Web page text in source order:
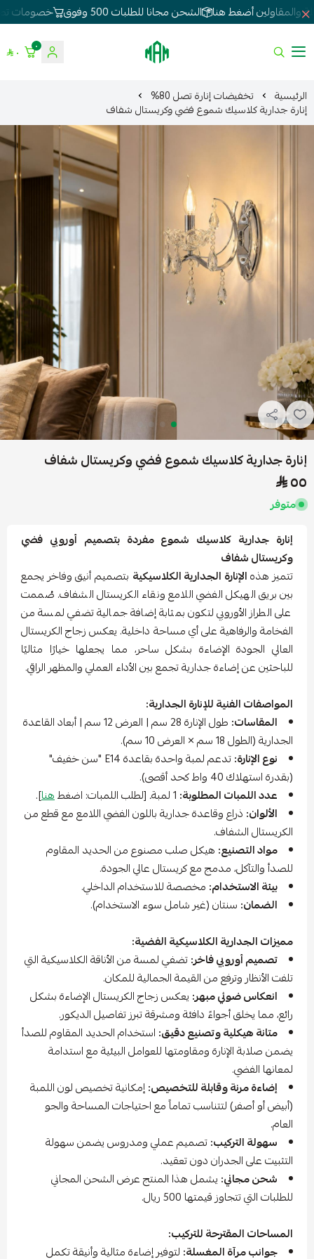
الشحن مجانا للطلبات 500 وفوق خصومات تصل 80% لطلبات
الموسى للإنارة
٠ ٠
الرئيسية تخفيضات إنارة تصل 80%
إنارة جدارية كلاسيك شموع فضي وكريستال شفاف
إنارة جدارية كلاسيك شموع فضي وكريستال شفاف
٥٥
متوفر
إنارة جدارية كلاسيك شموع مفردة بتصميم أوروبي فضي
وكريستال شفاف
تتميز هذهالإنارة الجدارية الكلاسيكية بتصميم أنيق وفاخر يجمع
بين بريق الهيكل الفضي اللامع ونقاء الكريستال الشفاف. صُممت
على الطراز الأوروبي لتكون بمثابة إضافة جمالية تضفي لمسة من
الفخامة والرفاهية على أي مساحة داخلية. يعكس زجاج الكريستال
العالي الجودة الإضاءة بشكل ساحر، مما يجعلها خيارًا مثاليًا
للباحثين عن إضاءة جدارية تجمع بين الأداء العملي والمظهر الراقي.
المواصفات الفنية للإنارة الجدارية:
المقاسات:
طول الإنارة 28 سم | العرض 12 سم | أبعاد القاعدة
الجدارية (الطول 18 سم × العرض 10 سم).
نوع الإنارة:
تدعم لمبة واحدة بقاعدة E14 "سن خفيف"
(بقدرة استهلاك 40 واط كحد أقصى).
عدد اللمبات المطلوبة:
. [لطلب اللمبات: اضغطهنا].
الألوان: ذراع وقاعدة جدارية باللون الفضي اللامع مع قطع من
الكريستال الشفاف.
مواد التصنيع: هيكل صلب مصنوع من الحديد المقاوم
للصدأ والتآكل، مدمج مع كريستال عالي الجودة.
بيئة الاستخدام: مخصصة للاستخدام الداخلي.
الضمان: سنتان (غير شامل سوء الاستخدام).
مميزات الجدارية الكلاسيكية الفضية:
تصميم أوروبي فاخر:تضفي لمسة من الأناقة الكلاسيكية التي
تلفت الأنظار وترفع من القيمة الجمالية للمكان.
انعكاس ضوئي مبهر: يعكس زجاج الكريستال الإضاءة بشكل
رائع، مما يخلق أجواءً دافئة ومشرقة تبرز تفاصيل الديكور.
متانة هيكلية وتصنيع دقيق: استخدام الحديد المقاوم للصدأ
يضمن صلابة الإنارة ومقاومتها للعوامل البيئية مع استدامة
لمعانها الفضي.
إضاءة مرنة وقابلة للتخصيص:إمكانية تخصيص لون اللمبة
(أبيض أو أصفر) لتتناسب تماماً مع احتياجات المساحة والجو
العام.
سهولة التركيب:تصميم عملي ومدروس يضمن سهولة
التثبيت على الجدران دون تعقيد.
شحن مجاني: يشمل هذا المنتج عرض الشحن المجاني
للطلبات التي تتجاوز قيمتها 500 ريال.
المساحات المقترحة للتركيب:
جوانب مرآة المغسلة: لتوفير إضاءة مثالية وأنيقة تكمل